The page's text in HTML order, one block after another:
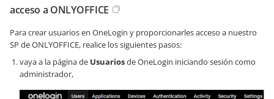
acceso a ONLYOFFICE
Para crear usuarios en OneLogin y proporcionarles acceso a nuestro
SP de ONLYOFFICE, realice los siguientes pasos:
vaya a la página de Usuariosde OneLogin iniciando sesión como
administrador,